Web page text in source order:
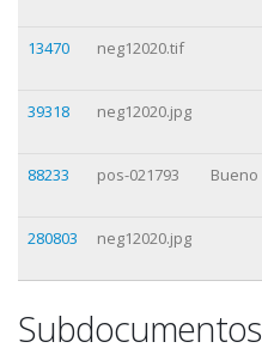
13470
neg12020.tif
39318
neg12020.jpg
88233
pos-021793 Bueno
280803
neg12020.jpg
Subdocumentos